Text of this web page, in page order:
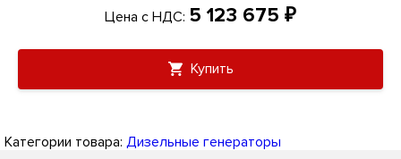
Цена с НДС: 5 123 675 ₽
Купить
Категории товара: Дизельные генераторы